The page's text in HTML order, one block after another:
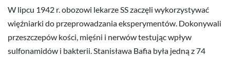
W lipcu 1942 r. obozowi lekarze SS zaczęli wykorzystywać
więźniarki do przeprowadzania eksperymentów. Dokonywali
przeszczepów kości, mięśni i nerwów testując wpływ
sulfonamidów i bakterii. Stanisława Bafia była jedną z 74